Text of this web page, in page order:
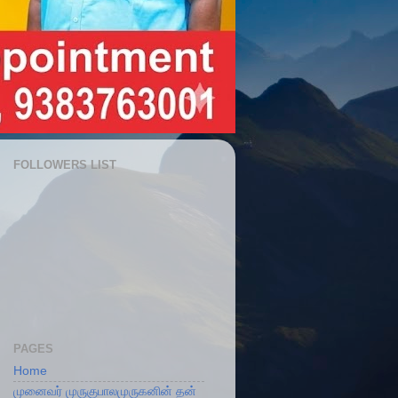
FOLLOWERS LIST
PAGES
Home
முனைவர் முருகுபாலமுருகனின் தன்